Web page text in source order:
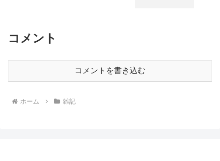
コメント
コメントを書き込む
ホーム 雑記